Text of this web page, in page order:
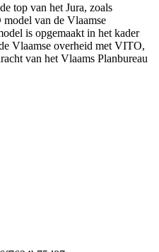
top van het Jura, zoals
van de Vlaamse
is opgemaakt in het kader
Vlaamse overheid met VITO,
van het Vlaams Planbureau